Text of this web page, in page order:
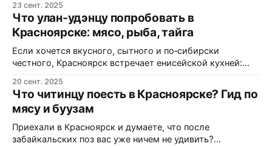
черёмухи — это база местной гастрономии и вкус
Сибири без компромиссов. Почему именно здесь
вкусно Красноярск — центр Енисейской Сибири, и
кухня региона выросла из локальных продуктов: рыба
из
23 сент. 2025
Что улан‑удэнцу попробовать в
Красноярске: мясо, рыба, тайга
Если хочется вкусного, сытного и по‑сибирски
честного, Красноярск встречает енисейской кухней:
и десерты с кедровым орехом — внизу готовый
маршрут и адреса, где всё это пробовать без промахов.
Первый укус Енисея Знают ли все, что енисейская кухня
сложилась как «сборная» из вкусов
20 сент. 2025
Что читинцу поесть в Красноярске? Гид по
мясу и буузам
Приехали в Красноярск и думаете, что после
забайкальских поз вас уже ничем не удивить?